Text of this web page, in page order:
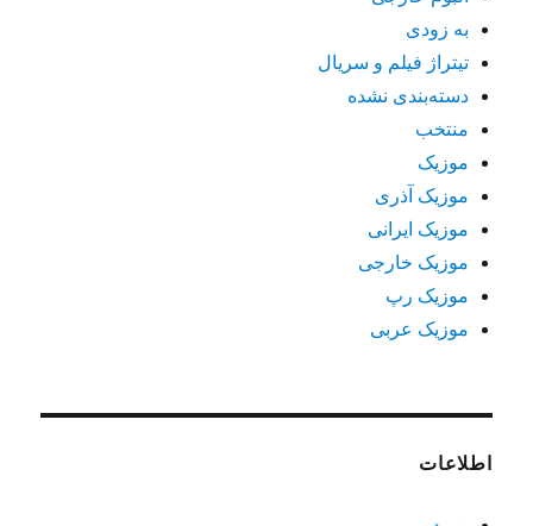
به زودی
تیتراژ فیلم و سریال
دسته‌بندی نشده
منتخب
موزیک
موزیک آذری
موزیک ایرانی
موزیک خارجی
موزیک رپ
موزیک عربی
اطلاعات